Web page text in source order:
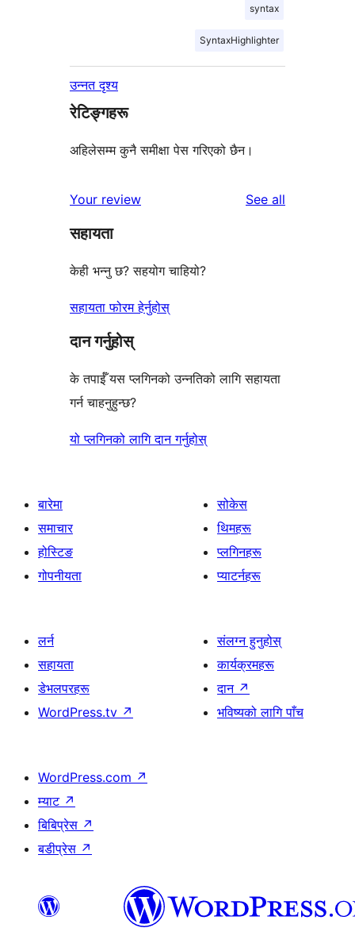
syntax
SyntaxHighlighter
उन्नत दृश्य
रेटिङ्गहरू
अहिलेसम्म कुनै समीक्षा पेस गरिएको छैन।
Your review See all
सहायता
केही भन्नु छ? सहयोग चाहियो?
सहायता फोरम हेर्नुहोस्
दान गर्नुहोस्
के तपाईँ यस प्लगिनको उन्नतिको लागि सहायता
गर्न चाहनुहुन्छ?
यो प्लगिनको लागि दान गर्नुहोस्
बारेमा
समाचार
होस्टिङ
गोपनीयता
सोकेस
थिमहरू
प्लगिनहरू
प्याटर्नहरू
लर्न
सहायता
डेभलपरहरू
WordPress.tv ↗
संलग्न हुनुहोस्
कार्यक्रमहरू
दान ↗
भविष्यको लागि पाँच
WordPress.com ↗
म्याट ↗
बिबिप्रेस ↗
बडीप्रेस ↗